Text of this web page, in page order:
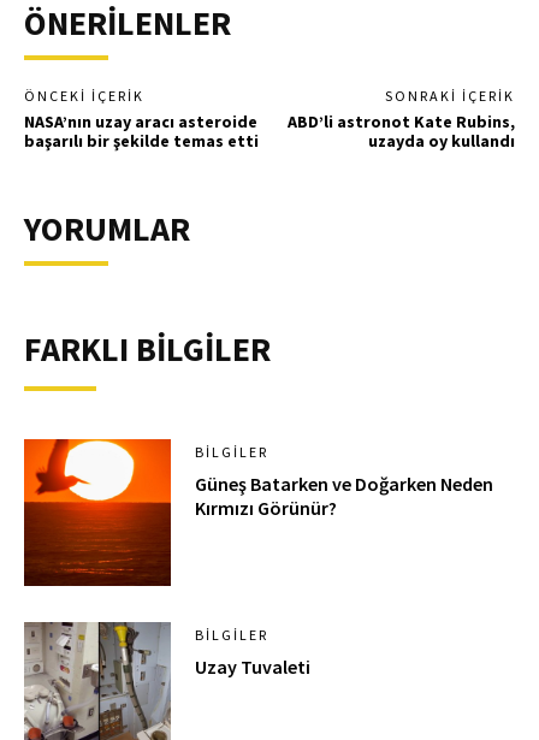
ÖNERİLENLER
ÖNCEKI İÇERIK
NASA’nın uzay aracı asteroide
başarılı bir şekilde temas etti
SONRAKI İÇERIK
ABD’li astronot Kate Rubins,
uzayda oy kullandı
YORUMLAR
FARKLI BİLGİLER
BILGILER
Güneş Batarken ve Doğarken Neden
Kırmızı Görünür?
BILGILER
Uzay Tuvaleti